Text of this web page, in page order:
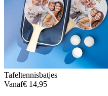
Tafeltennisbatjes
Vanaf€ 14,95